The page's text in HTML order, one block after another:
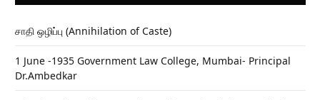
சாதி ஒழிப்பு (Annihilation of Caste)
1 June -1935 Government Law College, Mumbai- Principal
Dr.Ambedkar